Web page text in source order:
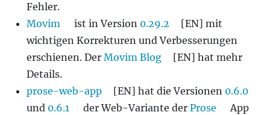
Fehler.
Movim
ist in Version 0.29.2
[EN] mit
wichtigen Korrekturen und Verbesserungen
erschienen. Der Movim Blog
[EN] hat mehr
Details.
prose-web-app
[EN] hat die Versionen 0.6.0
und 0.6.1 der Web-Variante der Prose
App